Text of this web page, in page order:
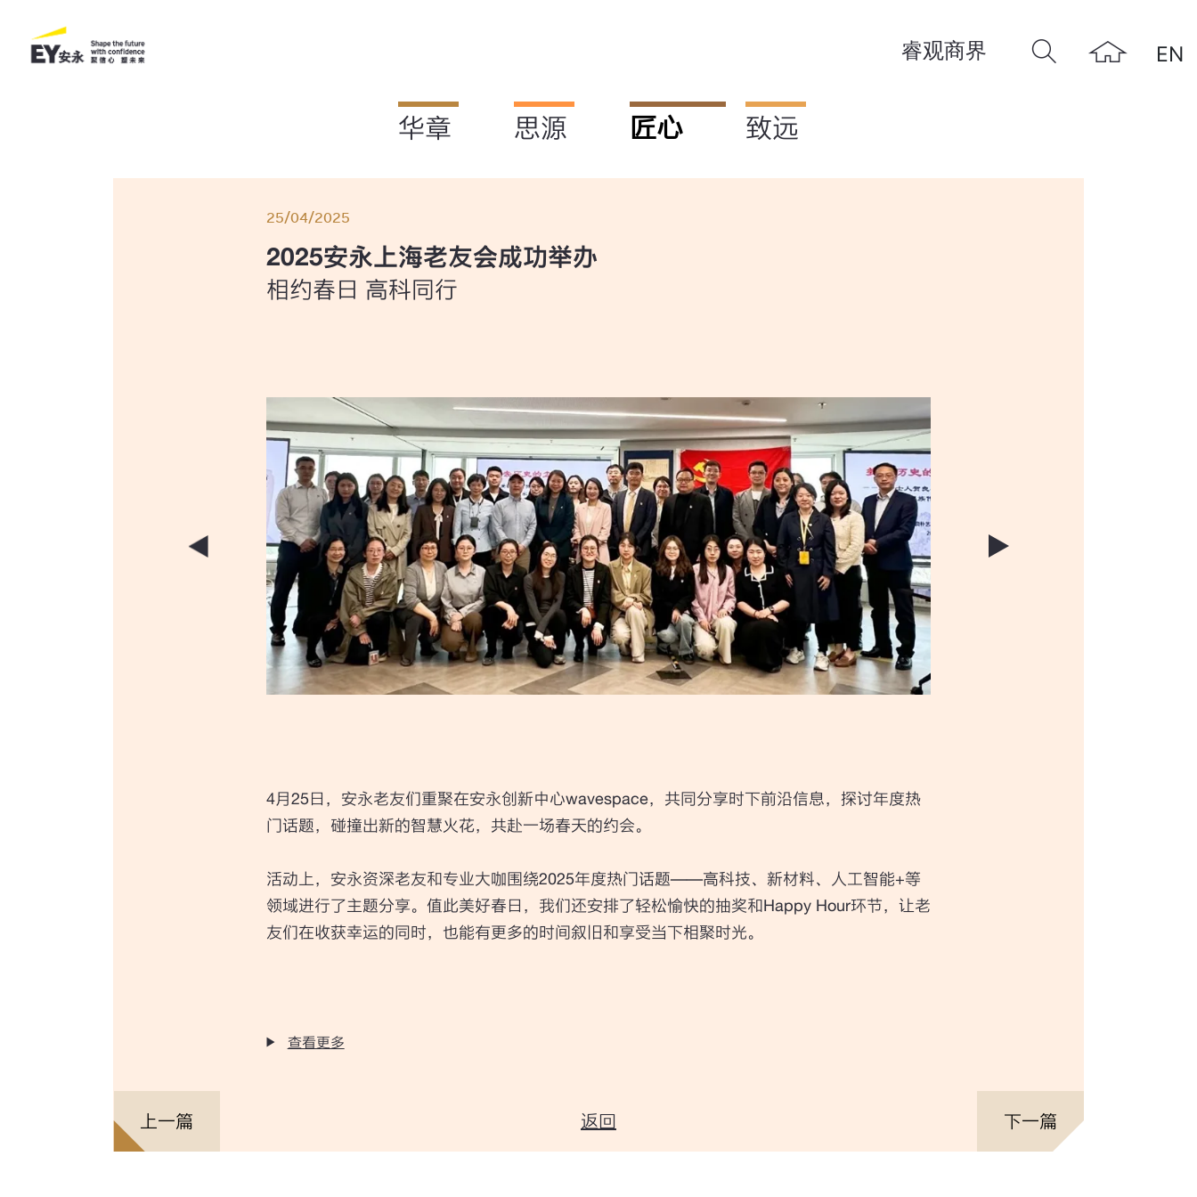
睿观商界 EN
华章 思源 匠心 致远
25/04/2025
2025安永上海老友会成功举办
相约春日 高科同行
4月25日，安永老友们重聚在安永创新中心wavespace，共同分享时下前沿信息，探讨年度热
门话题，碰撞出新的智慧火花，共赴一场春天的约会。
活动上，安永资深老友和专业大咖围绕2025年度热门话题——高科技、新材料、人工智能+等
领域进行了主题分享。值此美好春日，我们还安排了轻松愉快的抽奖和Happy Hour环节，让老
友们在收获幸运的同时，也能有更多的时间叙旧和享受当下相聚时光。
查看更多
上一篇 返回 下一篇